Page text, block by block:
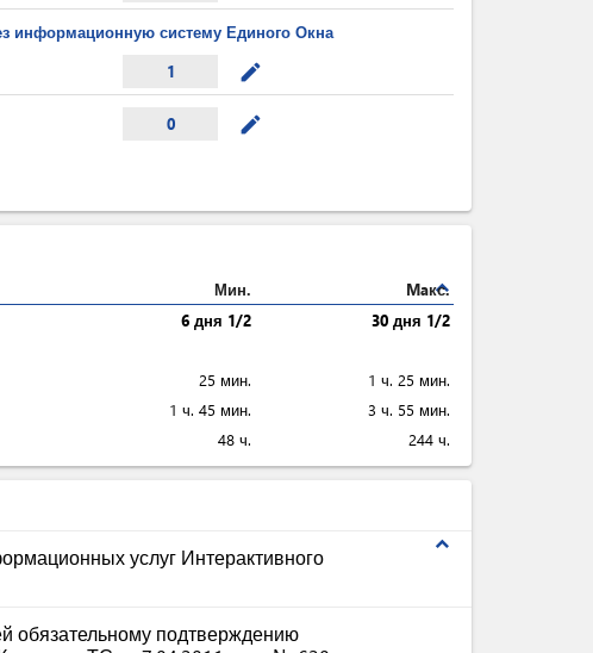
информационную систему Единого Окна
1 mode_edit
0 mode_edit
expand_less
Мин.
Maкс.
6 дня 1/2
30 дня 1/2
25 мин.
1 ч. 25 мин.
1 ч. 45 мин.
3 ч. 55 мин.
48 ч. 244 ч.
expand_less
услуг Интерактивного
обязательному подтверждению